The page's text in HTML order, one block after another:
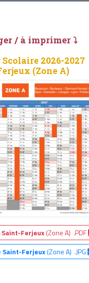
/ à imprimer ⤵
2026-2027
(Zone A)
Saint-Ferjeux(Zone A) .PDF
Saint-Ferjeux(Zone A) .JPG